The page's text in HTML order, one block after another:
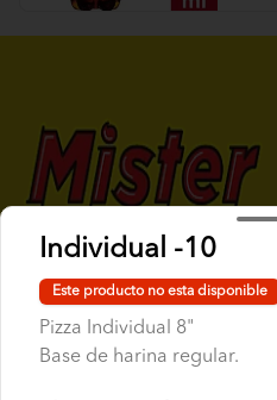
Conócenos
Escríbenos
Individual -10
Este producto no esta disponible
Pizza Individual 8"
Base de harina regular.